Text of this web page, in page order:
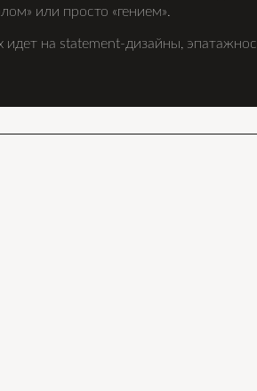
или просто «гением».
на statement-дизайны,